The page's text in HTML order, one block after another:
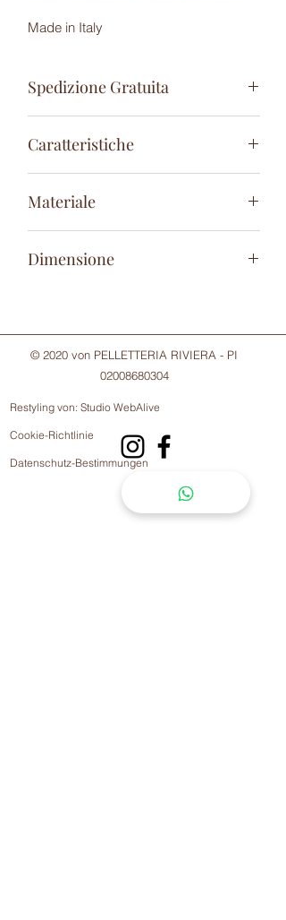
Made in Italy
Spedizione Gratuita
Caratteristiche
taschino posteriore con lampo
tracolla regolabile da 60cm a 120cm
Materiale
Dimensione
P: 10cm
© 2020 von PELLETTERIA RIVIERA - PI
02008680304
Restyling von: Studio WebAlive
Datenschutz-Bestimmungen
Cookie-Richtlinie